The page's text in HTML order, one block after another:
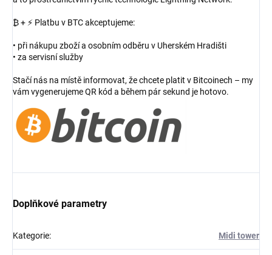
₿ + ⚡ Platbu v BTC akceptujeme:
• při nákupu zboží a osobním odběru v Uherském Hradišti
• za servisní služby
Stačí nás na místě informovat, že chcete platit v Bitcoinech – my
vám vygenerujeme QR kód a během pár sekund je hotovo.
Doplňkové parametry
Kategorie: Midi tower